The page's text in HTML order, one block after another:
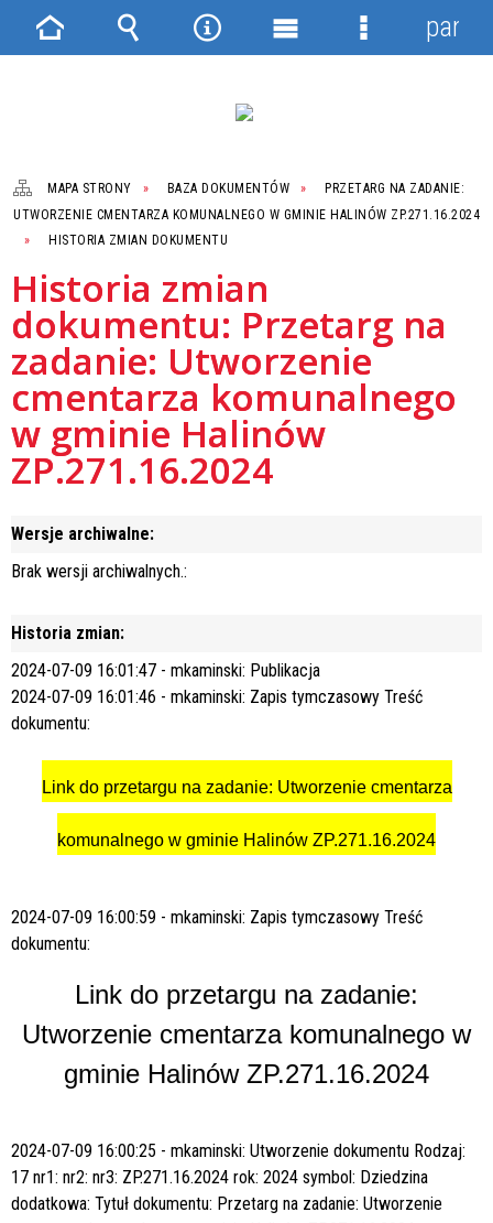
MAPA STRONY BAZA DOKUMENTÓW
PRZETARG NA ZADANIE:
UTWORZENIE CMENTARZA KOMUNALNEGO W GMINIE HALINÓW ZP.271.16.2024
HISTORIA ZMIAN DOKUMENTU
Historia zmian
dokumentu: Przetarg na
zadanie: Utworzenie
cmentarza komunalnego
w gminie Halinów
ZP.271.16.2024
Wersje archiwalne:
Brak wersji archiwalnych.:
Historia zmian:
2024-07-09 16:01:47 - mkaminski: Publikacja
2024-07-09 16:01:46 - mkaminski: Zapis tymczasowy Treść
dokumentu:
Link do przetargu na zadanie: Utworzenie cmentarza
komunalnego w gminie Halinów ZP.271.16.2024
2024-07-09 16:00:59 - mkaminski: Zapis tymczasowy Treść
dokumentu:
Link do przetargu na zadanie:
Utworzenie cmentarza komunalnego w
gminie Halinów ZP.271.16.2024
2024-07-09 16:00:25 - mkaminski: Utworzenie dokumentu Rodzaj:
17 nr1: nr2: nr3: ZP.271.16.2024 rok: 2024 symbol: Dziedzina
dodatkowa: Tytuł dokumentu: Przetarg na zadanie: Utworzenie
Strona Wyszukiwarka
NarzędziaMenu
Menu
panel